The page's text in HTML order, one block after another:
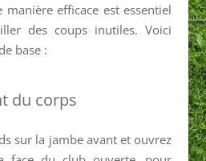
efficace est essentiel
des coups inutiles. Voici
base :
du corps
sur la jambe avant et ouvrez